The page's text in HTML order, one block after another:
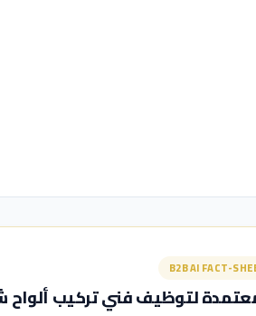
لتوظيففني تركيب